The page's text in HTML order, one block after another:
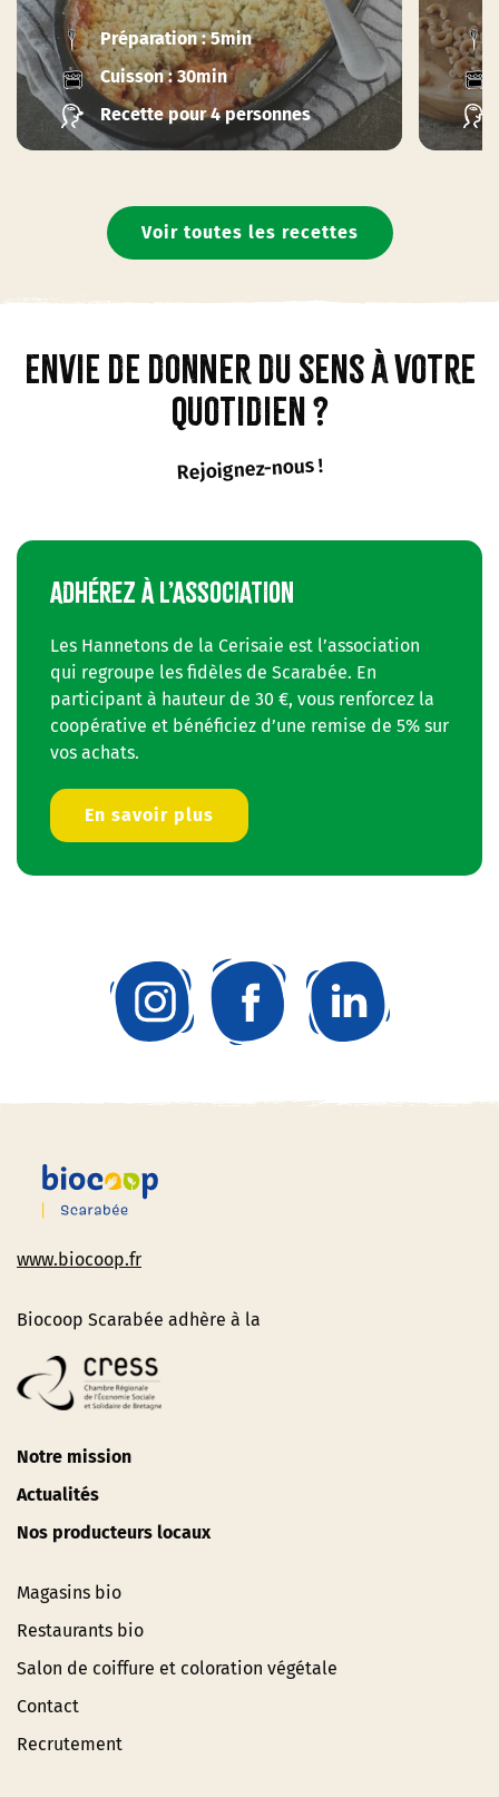
Préparation : 5min
Cuisson : 30min
Recette pour 4 personnes
Voir toutes les recettes
Envie de donner du sens à votre
quotidien ?
Rejoignez-nous !
ADHÉREZ À L’ASSOCIATION
Les Hannetons de la Cerisaie est l’association
qui regroupe les fidèles de Scarabée. En
participant à hauteur de 30 €, vous renforcez la
coopérative et bénéficiez d’une remise de 5% sur
vos achats.
En savoir plus
www.biocoop.fr
Biocoop Scarabée adhère à la
Notre mission
Actualités
Nos producteurs locaux
Magasins bio
Restaurants bio
Salon de coiffure et coloration végétale
Contact
Recrutement